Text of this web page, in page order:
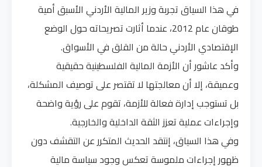
في هذا السياق تجربة وزير المالية الأردني الأسبق أمية
طوقان عام 2012، عندما أثارت تصريحاته حول الوضع
الإقتصادي الأردني حالة من القلق في الأسواق.
وأكد عاشور أن الأزمة المالية الفلسطينية حقيقية
وعميقة، إلا أن معالجتها لا تقتصر على توصيف المشكلة،
بل تستوجب إدارة فعالة للأزمة، تقوم على رؤية واضحة
وإجراءات عملية تعزز الثقة الداخلية والخارجية.
وفي هذا السياق، إنتقد الحديث المتكرر عن التقشف دون
ظهور إجراءات ملموسة تعكس وجود سياسة مالية